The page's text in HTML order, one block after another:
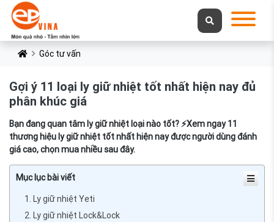
Góc tư vấn
Gợi ý 11 loại ly giữ nhiệt tốt nhất hiện nay đủ
phân khúc giá
Bạn đang quan tâm ly giữ nhiệt loại nào tốt? ⚡Xem ngay 11
thương hiệu ly giữ nhiệt tốt nhất hiện nay được người dùng đánh
giá cao, chọn mua nhiều sau đây.
Mục lục bài viết
1. Ly giữ nhiệt Yeti
2. Ly giữ nhiệt Lock&Lock